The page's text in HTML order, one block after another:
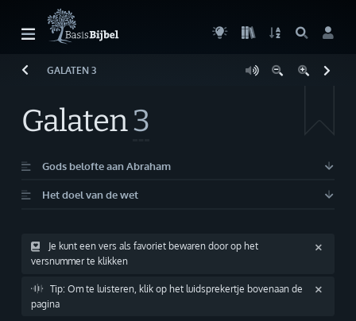
Welkom!
Start
Lezen
Zoeken
Inloggen
Help
GALATEN 3
Galaten3
Gods belofte aan Abraham
Het doel van de wet
Je kunt een vers als favoriet bewaren door op het
versnummer te klikken
Tip: Om te luisteren, klik op het luidsprekertje bovenaan de
pagina